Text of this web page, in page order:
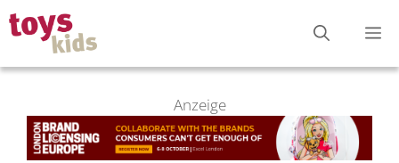
Zum
Inhalt
springen
Anzeige